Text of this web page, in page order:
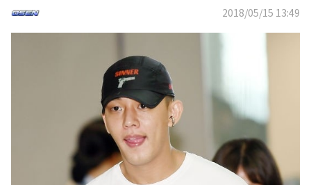
2018/05/15 13:49